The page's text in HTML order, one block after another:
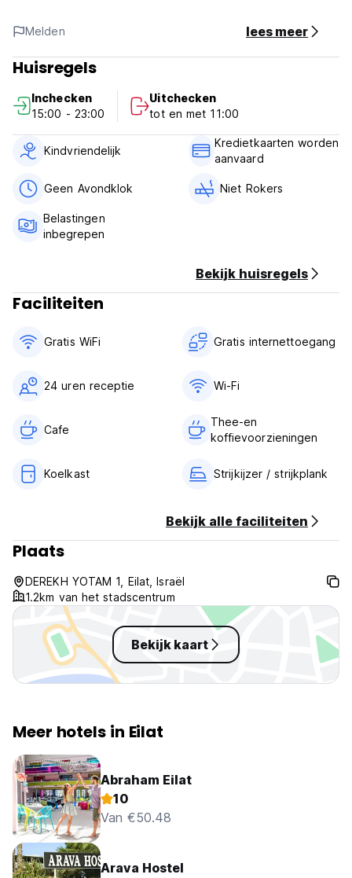
Beleid en voorwaarden van Amdar Hotel & Hostel:
Annuleringsvoorwaarden: 72 uur voor aankomst. Bij een late
annulering of no-show wordt de eerste nacht van uw
Inchecken van 15:00 tot 23:00 uur.
Uitchecken vóór 11.00 uur.
Betaling bij aankomst met contant geld, creditcards en
pinpassen. Deze accommodatie kan voor aankomst een
pre-autorisatie op je creditcard uitvoeren.
Btw inbegrepen.
Ontbijt niet inbegrepen.
Kindvriendelijk.
Niet roken. (Auto-translated from original language)
Melden lees meer
Huisregels
Inchecken
15:00 - 23:00
Uitchecken
tot en met 11:00
Kindvriendelijk
Kredietkaarten worden
aanvaard
Geen Avondklok Niet Rokers
Belastingen
inbegrepen
Bekijk huisregels
Faciliteiten
Gratis WiFi Gratis internettoegang
24 uren receptie Wi-Fi
Cafe
Thee-en
koffievoorzieningen
Koelkast Strijkijzer / strijkplank
Bekijk alle faciliteiten
Plaats
DEREKH YOTAM 1, Eilat, Israël
1.2km van het stadscentrum
Bekijk kaart
Meer hotels in Eilat
Abraham Eilat
10
Van €50.48
Arava Hostel